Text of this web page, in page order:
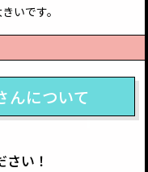
いです。
んについて
い！